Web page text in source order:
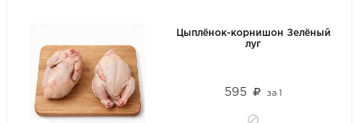
Цыплёнок-корнишон Зелёный
луг
595 за1